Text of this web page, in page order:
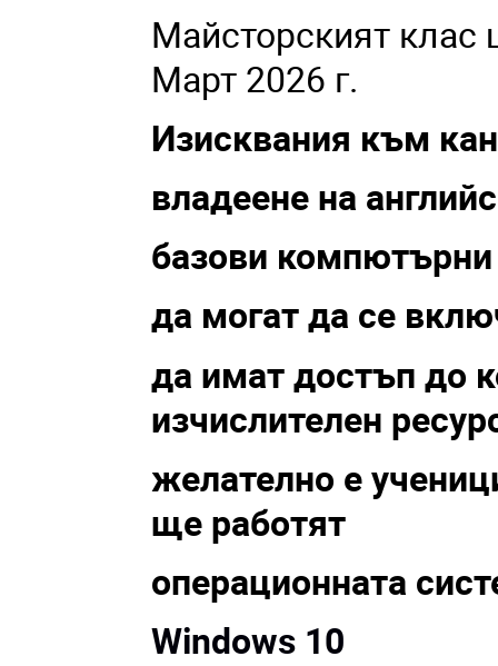
Майсторският
Март 2026 г.
Изисквания към
владеене на
базови
да могат да се
да имат достъп до
изчислителен
желателно е
ще работят
операционната
Windows 10